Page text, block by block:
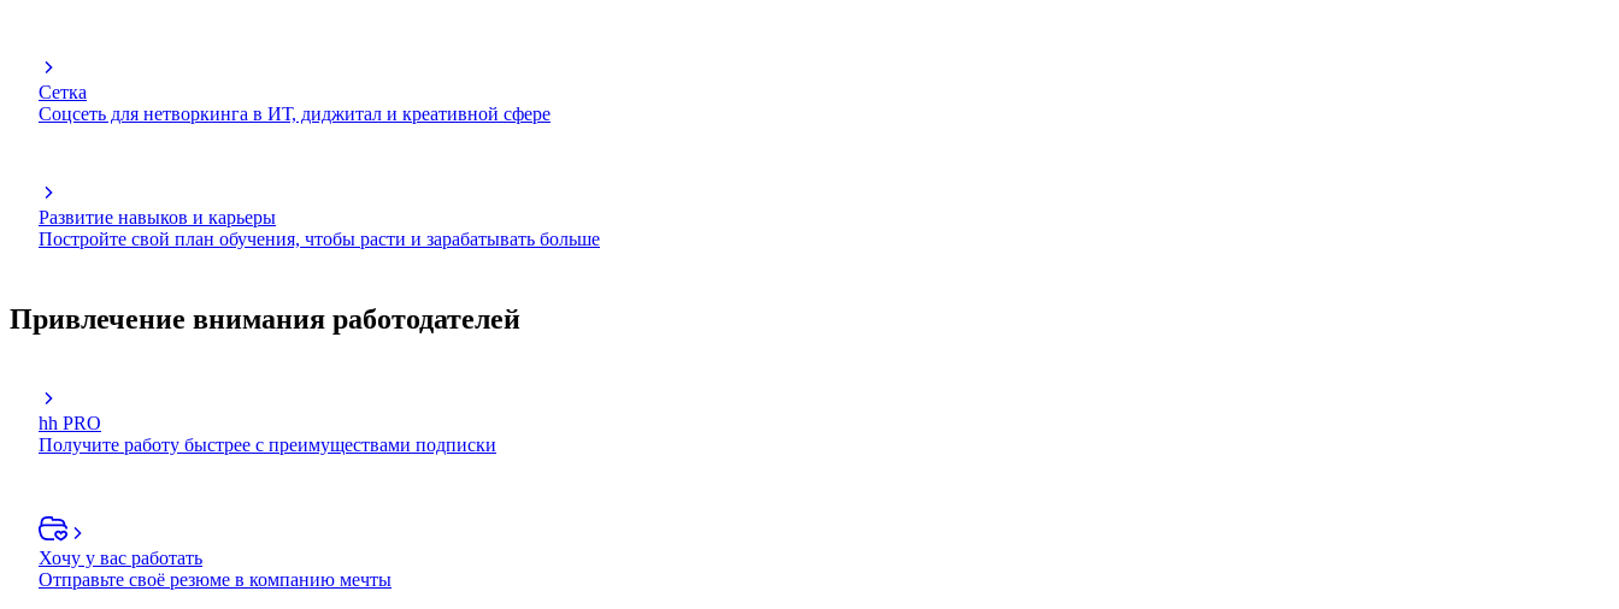
Сетка
Соцсеть для нетворкинга в ИТ, диджитал и креативной сфере
Развитие навыков и карьеры
Постройте свой план обучения, чтобы расти и зарабатывать больше
Привлечение внимания работодателей
hh PRO
Получите работу быстрее с преимуществами подписки
Хочу у вас работать
Отправьте своё резюме в компанию мечты